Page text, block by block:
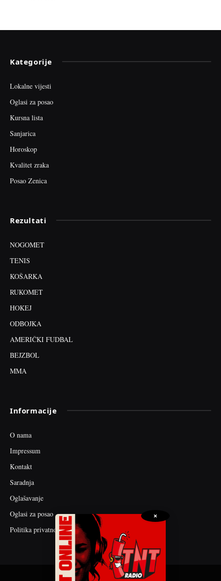
Kategorije
Lokalne vijesti
Oglasi za posao
Kursna lista
Sanjarica
Horoskop
Kvalitet zraka
Posao Zenica
Rezultati
NOGOMET
TENIS
KOŠARKA
RUKOMET
HOKEJ
ODBOJKA
AMERIČKI FUDBAL
BEJZBOL
MMA
Informacije
O nama
Impressum
Kontakt
Saradnja
Oglašavanje
Oglasi za posao
Politika privatnosti
×